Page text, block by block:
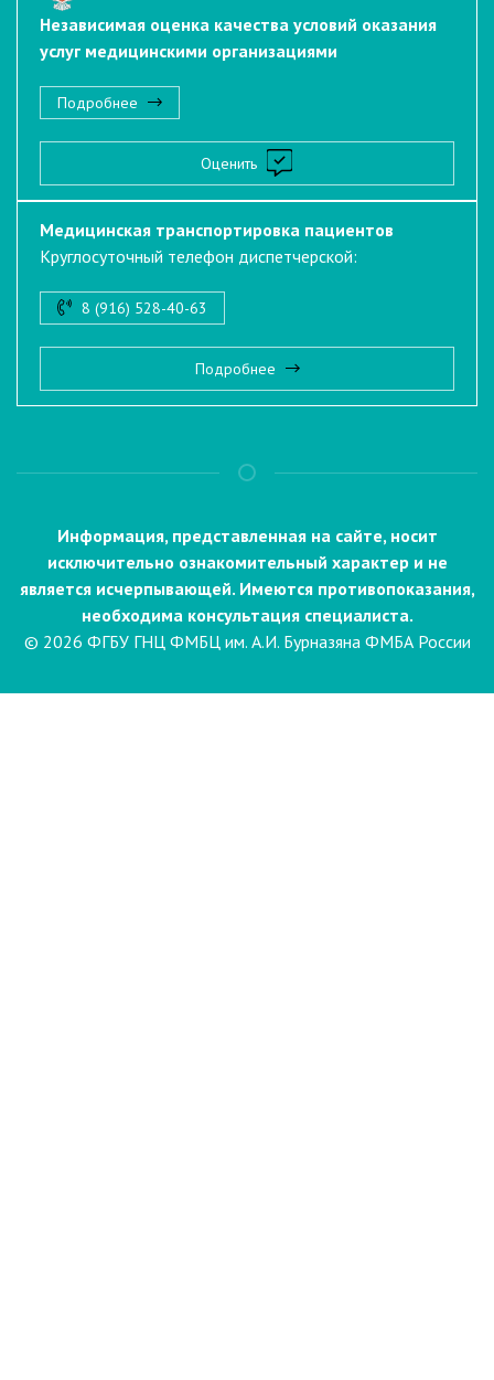
Независимая оценка качества условий оказания
услуг медицинскими организациями
Подробнее
Оценить
Медицинская транспортировка пациентов
Круглосуточный телефон диспетчерской:
8 (916) 528-40-63
Подробнее
Информация, представленная на сайте, носит
исключительно ознакомительный характер и не
является исчерпывающей. Имеются противопоказания,
необходима консультация специалиста.
© 2026 ФГБУ ГНЦ ФМБЦ им. А.И. Бурназяна ФМБА России